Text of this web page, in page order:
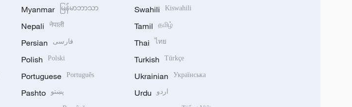
Myanmar မြန်မာဘာသာ
Nepali नेपाली
Persian فارسی
Polish Polski
Portuguese Português
Pashto پښتو
Swahili Kiswahili
Tamil தமிழ்
Thai ไทย
Turkish Türkçe
Ukrainian Українська
Urdu اردو